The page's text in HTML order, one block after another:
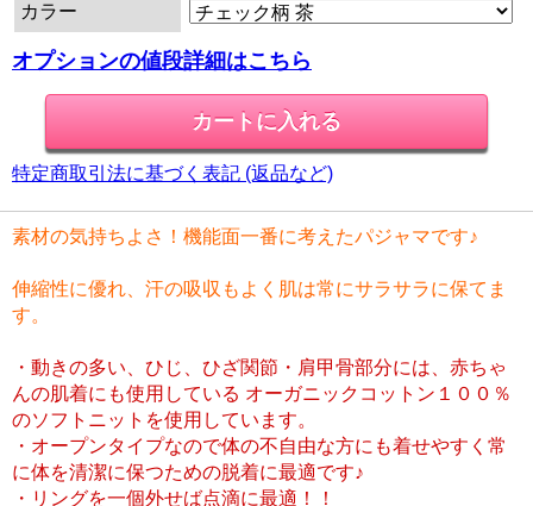
カラー
オプションの値段詳細はこちら
特定商取引法に基づく表記 (返品など)
素材の気持ちよさ！機能面一番に考えたパジャマです♪
伸縮性に優れ、汗の吸収もよく肌は常にサラサラに保てま
す。
・動きの多い、ひじ、ひざ関節・肩甲骨部分には、赤ちゃ
んの肌着にも使用している オーガニックコットン１００％
のソフトニットを使用しています。
・オープンタイプなので体の不自由な方にも着せやすく常
に体を清潔に保つための脱着に最適です♪
・リングを一個外せば点滴に最適！！